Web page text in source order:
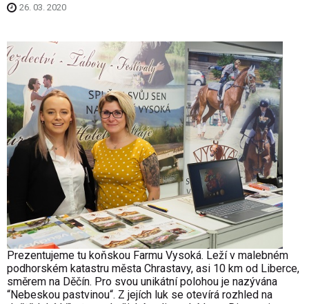
26. 03. 2020
Prezentujeme tu koňskou Farmu Vysoká. Leží v malebném
podhorském katastru města Chrastavy, asi 10 km od Liberce,
směrem na Děčín. Pro svou unikátní polohou je nazývána
“Nebeskou pastvinou“. Z jejích luk se otevírá rozhled na